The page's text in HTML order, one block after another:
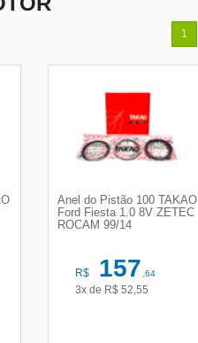
1
Anel do Pistão 100 TAKAO
Ford Fiesta 1.0 8V ZETEC
ROCAM 99/14
R$ 157,64
3x de R$ 52,55